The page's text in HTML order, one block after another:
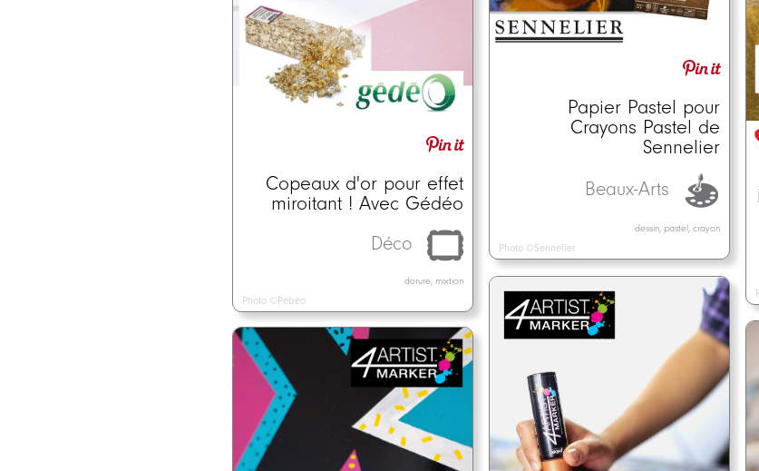
Papier Pastel pour
Crayons Pastel de
Sennelier
Beaux-Arts
dessin, pastel, crayon
Photo ©Sennelier
Copeaux d'or pour effet
miroitant ! Avec Gédéo
Déco
dorure, mixtion
Photo ©Pébéo